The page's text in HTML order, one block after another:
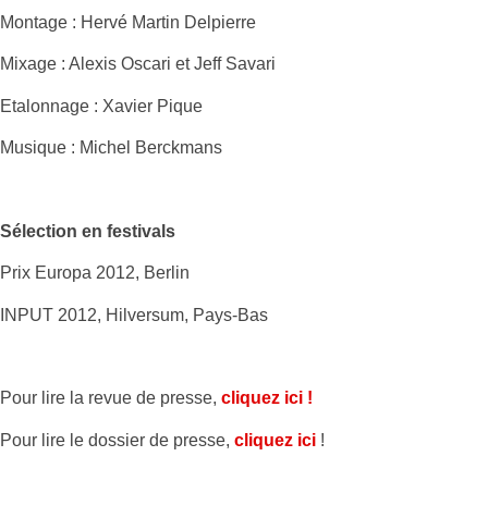
Montage : Hervé Martin Delpierre
Mixage : Alexis Oscari et Jeff Savari
Etalonnage : Xavier Pique
Musique : Michel Berckmans
Sélection en festivals
Prix Europa 2012, Berlin
INPUT 2012, Hilversum, Pays-Bas
Pour lire la revue de presse, cliquez ici !
Pour lire le dossier de presse, cliquez ici !